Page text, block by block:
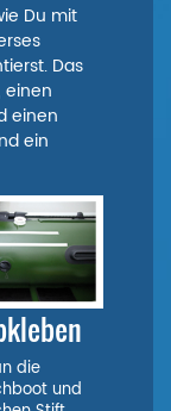
Du mit
Das
einen
einen
ein
die
und